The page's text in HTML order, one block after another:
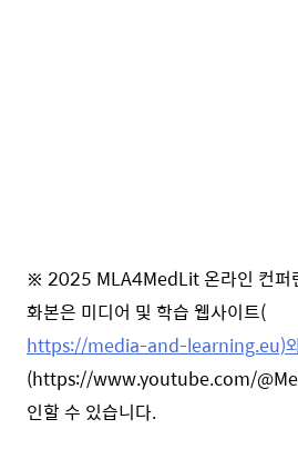
※ 2025 MLA4MedLit 온라인 컨퍼
화본은 미디어 및 학습 웹사이트(
https://media-and-learning.eu)
(https://www.youtube.com/
인할 수 있습니다.